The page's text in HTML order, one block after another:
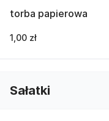
torba papierowa
1,00 zł
Sałatki